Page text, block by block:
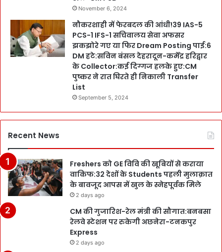
November 6, 2024
नौकरशाही में फेरबदल की आंधी!39 IAS-5
PCS-1 IFS-1 सचिवालय सेवा अफसर
झकझोरे गए या फिर Dream Posting पाई:6
DM हटे:सविन बंसल देहरादून-कर्मेंद्र हरिद्वार
के Collector:कई दिग्गज हलके हुए:CM
पुष्कर ने रात घिरते ही निकाली Transfer
List
September 5, 2024
Recent News
Freshers को GE विवि की खूबियों से कराया
वाकिफ:32 देशों के Students पहली मुलाक़ात
के बावजूद आपस में खुल के स्नेहपूर्वक मिले
2 days ago
CM की गुजारिश-रेल मंत्री की सौगात:बनबसा
रेलवे स्टेशन पर रुकेगी अछनेरा-टनकपुर
Express
2 days ago